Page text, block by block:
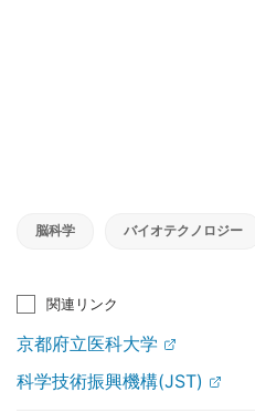
脳科学 バイオテクノロジー
関連リンク
京都府立医科大学
科学技術振興機構(JST)